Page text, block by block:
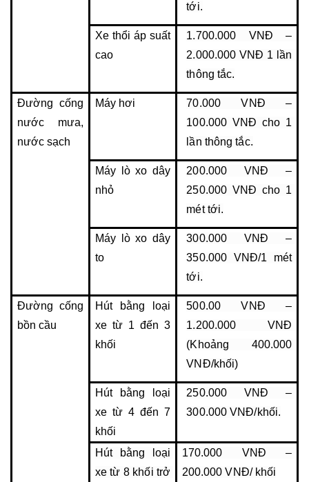
tới.
Xe thổi áp suất
cao
1.700.000 VNĐ –
2.000.000 VNĐ 1 lần
thông tắc.
Đường cống
nước mưa,
nước sạch
Máy hơi
70.000 VNĐ –
100.000 VNĐ cho 1
lần thông tắc.
Máy lò xo dây
nhỏ
200.000 VNĐ –
250.000 VNĐ cho 1
mét tới.
Máy lò xo dây
to
300.000 VNĐ –
350.000 VNĐ/1 mét
tới.
Đường cống
bồn cầu
Hút bằng loại
xe từ 1 đến 3
khối
500.00 VNĐ –
1.200.000 VNĐ
(Khoảng 400.000
VNĐ/khối)
Hút bằng loại
xe từ 4 đến 7
khối
250.000 VNĐ –
300.000 VNĐ/khối.
Hút bằng loại
xe từ 8 khối trở
170.000 VNĐ –
200.000 VNĐ/ khối